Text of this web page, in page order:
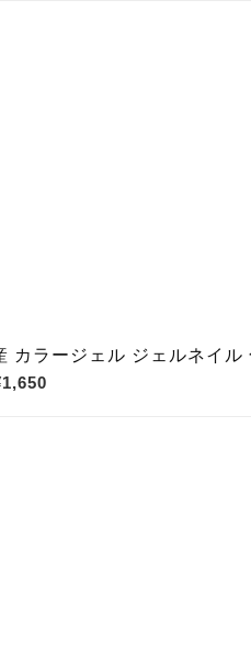
ラージェル ジェルネイ